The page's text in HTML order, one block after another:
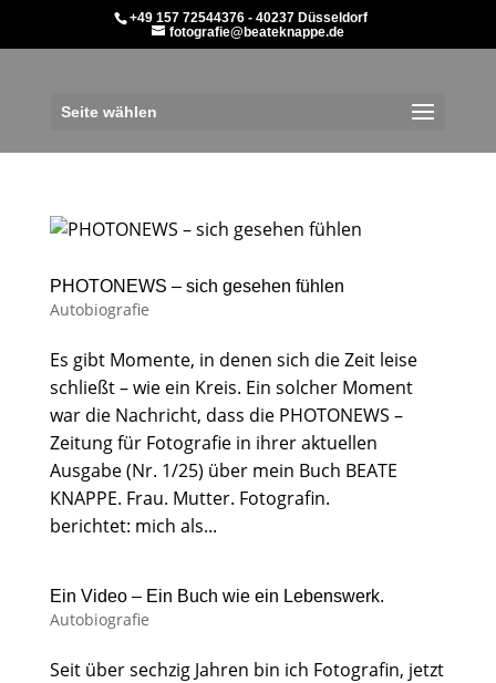
+49 157 72544376 - 40237 Düsseldorf
fotografie@beateknappe.de
Seite wählen
PHOTONEWS – sich gesehen fühlen
Autobiografie
Es gibt Momente, in denen sich die Zeit leise
schließt – wie ein Kreis. Ein solcher Moment
war die Nachricht, dass die PHOTONEWS –
Zeitung für Fotografie in ihrer aktuellen
Ausgabe (Nr. 1/25) über mein Buch BEATE
KNAPPE. Frau. Mutter. Fotografin.
berichtet: mich als...
Ein Video – Ein Buch wie ein Lebenswerk.
Autobiografie
Seit über sechzig Jahren bin ich Fotografin, jetzt